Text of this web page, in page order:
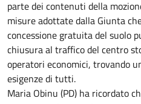
parte dei contenuti della
misure adottate dalla Giunta
concessione gratuita del suolo
chiusura al traffico del centro
operatori economici, trovando
esigenze di tutti.
Maria Obinu (PD) ha ricordato